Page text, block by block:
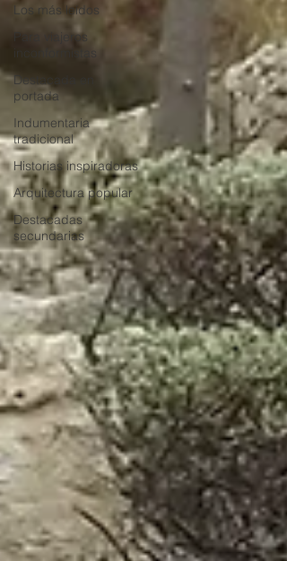
Los más leídos
Para viajeros
inconformistas
Destacada en
portada
Indumentaria
tradicional
Historias inspiradoras
Arquitectura popular
Destacadas
secundarias